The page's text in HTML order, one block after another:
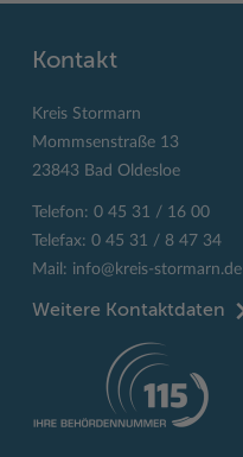
Kontakt
Kreis Stormarn
Mommsenstraße 13
23843 Bad Oldesloe
Telefon: 0 45 31 / 16 00
Telefax: 0 45 31 / 8 47 34
Mail: info@kreis-stormarn.de
Weitere Kontaktdaten